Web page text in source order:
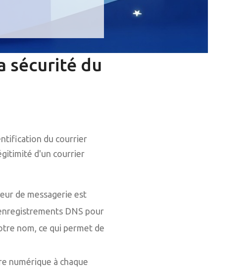
sécurité du
du courrier
d'un courrier
de messagerie est
DNS pour
nom, ce qui permet de
numérique à chaque